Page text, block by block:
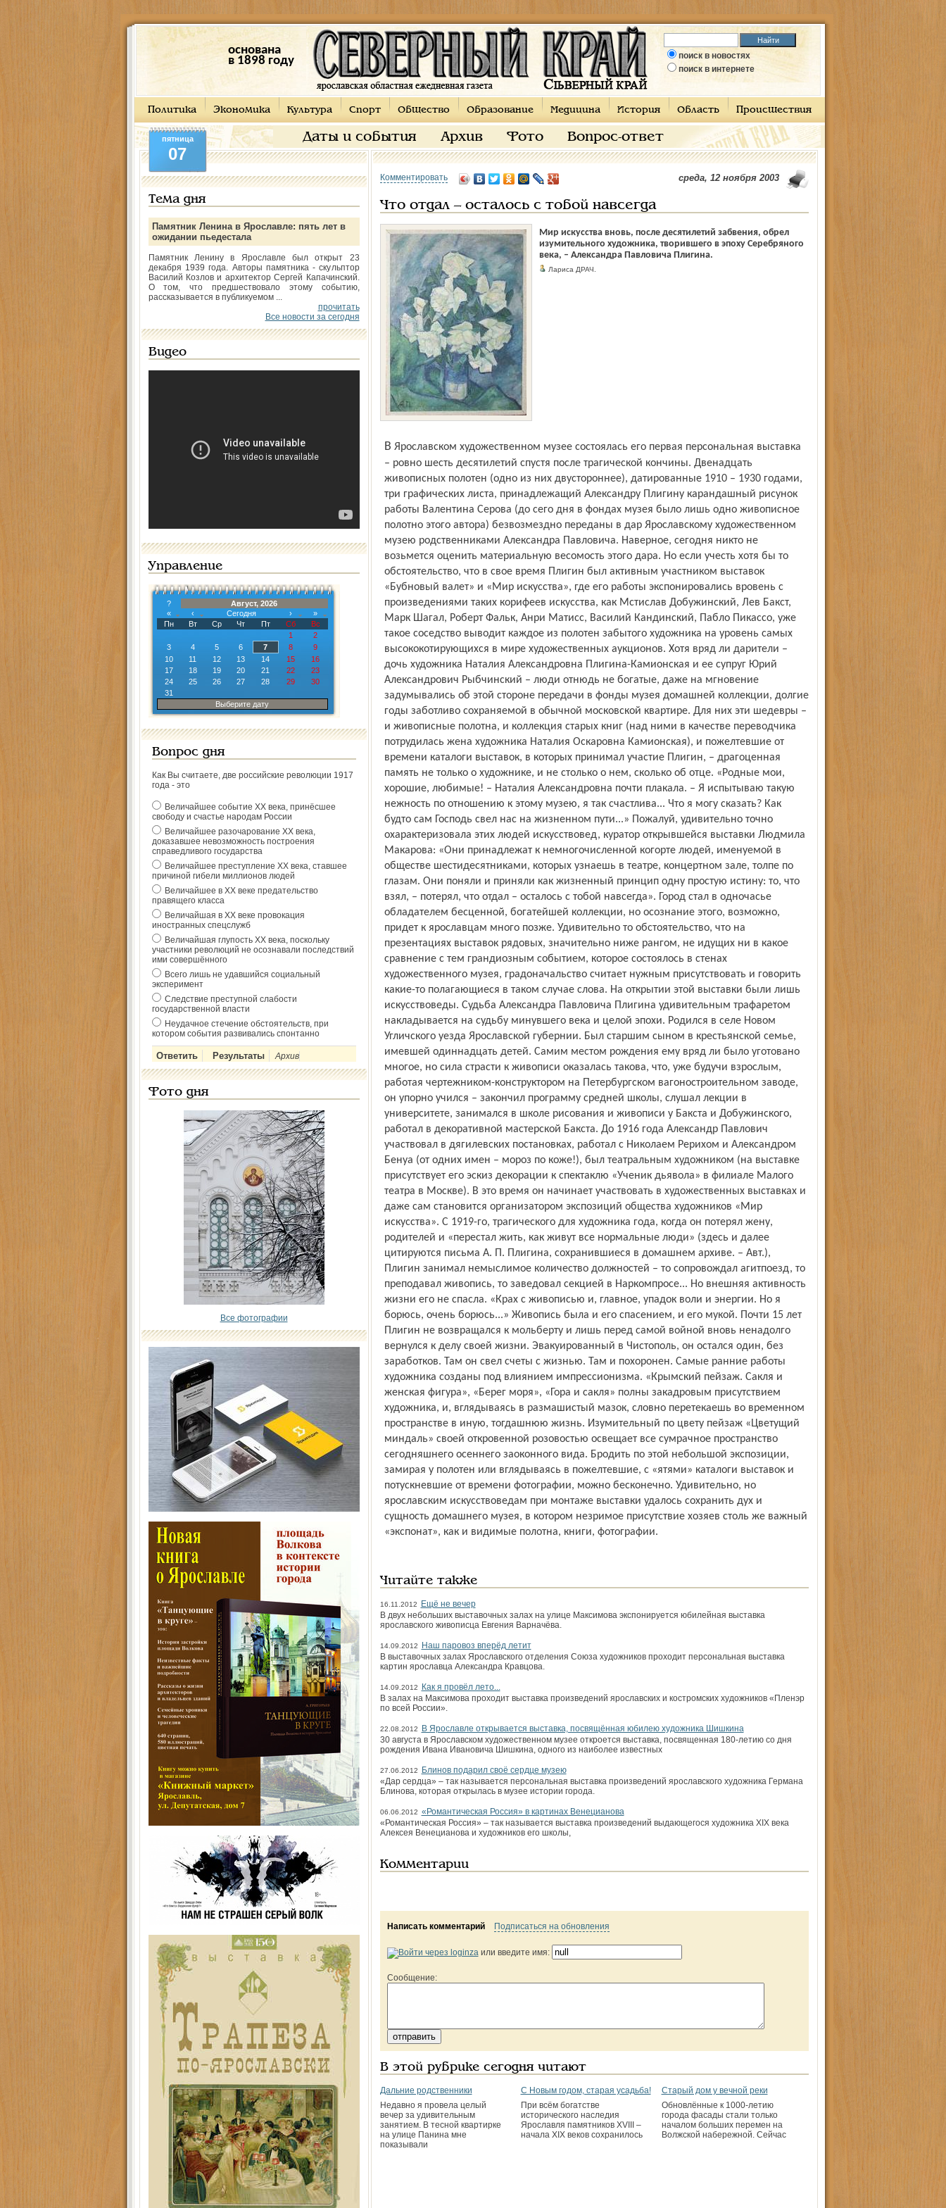
основана
в 1898 году
поиск в новостях
поиск в интернете
Политика Экономика Культура Спорт Общество Образование Медицина История Область Происшествия
Даты и события Архив Фото Вопрос-ответ
пятница
07
Тема дня
Памятник Ленина в Ярославле: пять лет в
ожидании пьедестала
Памятник Ленину в Ярославле был открыт 23
декабря 1939 года. Авторы памятника - скульптор
Василий Козлов и архитектор Сергей Капачинский.
О том, что предшествовало этому событию,
рассказывается в публикуемом ...
прочитать
Все новости за сегодня
Видео
Управление
?
Август, 2026
«
‹ Сегодня ›
»
Пн
Вт Ср Чт Пт Сб
Вс
1
2
3
4 5 6 7 8
9
10
11 12 13 14 15
16
17
18 19 20 21 22
23
24
25 26 27 28 29
30
31
Выберите дату
Вопрос дня
Как Вы считаете, две российские революции 1917
года - это
Величайшее событие ХХ века, принёсшее
свободу и счастье народам России
Величайшее разочарование ХХ века,
доказавшее невозможность построения
справедливого государства
Величайшее преступление ХХ века, ставшее
причиной гибели миллионов людей
Величайшее в ХХ веке предательство
правящего класса
Величайшая в ХХ веке провокация
иностранных спецслужб
Величайшая глупость ХХ века, поскольку
участники революций не осознавали последствий
ими совершённого
Всего лишь не удавшийся социальный
эксперимент
Следствие преступной слабости
государственной власти
Неудачное стечение обстоятельств, при
котором события развивались спонтанно
Архив
Фото дня
Все фотографии
Комментировать среда, 12 ноября 2003
Что отдал – осталось с тобой навсегда
Мир искусства вновь, после десятилетий забвения, обрел
изумительного художника, творившего в эпоху Серебряного
века, – Александра Павловича Плигина.
Лариса ДРАЧ.
В Ярославском художественном музее состоялась его первая персональная выставка
– ровно шесть десятилетий спустя после трагической кончины. Двенадцать
живописных полотен (одно из них двустороннее), датированные 1910 – 1930 годами,
три графических листа, принадлежащий Александру Плигину карандашный рисунок
работы Валентина Серова (до сего дня в фондах музея было лишь одно живописное
полотно этого автора) безвозмездно переданы в дар Ярославскому художественном
музею родственниками Александра Павловича. Наверное, сегодня никто не
возьмется оценить материальную весомость этого дара. Но если учесть хотя бы то
обстоятельство, что в свое время Плигин был активным участником выставок
«Бубновый валет» и «Мир искусства», где его работы экспонировались вровень с
произведениями таких корифеев искусства, как Мстислав Добужинский, Лев Бакст,
Марк Шагал, Роберт Фальк, Анри Матисс, Василий Кандинский, Пабло Пикассо, уже
такое соседство выводит каждое из полотен забытого художника на уровень самых
высококотирующихся в мире художественных аукционов. Хотя вряд ли дарители –
дочь художника Наталия Александровна Плигина-Камионская и ее супруг Юрий
Александрович Рыбчинский – люди отнюдь не богатые, даже на мгновение
задумывались об этой стороне передачи в фонды музея домашней коллекции, долгие
годы заботливо сохраняемой в обычной московской квартире. Для них эти шедевры –
и живописные полотна, и коллекция старых книг (над ними в качестве переводчика
потрудилась жена художника Наталия Оскаровна Камионская), и пожелтевшие от
времени каталоги выставок, в которых принимал участие Плигин, – драгоценная
память не только о художнике, и не столько о нем, сколько об отце. «Родные мои,
хорошие, любимые! – Наталия Александровна почти плакала. – Я испытываю такую
нежность по отношению к этому музею, я так счастлива... Что я могу сказать? Как
будто сам Господь свел нас на жизненном пути...» Пожалуй, удивительно точно
охарактеризовала этих людей искусствовед, куратор открывшейся выставки Людмила
Макарова: «Они принадлежат к немногочисленной когорте людей, именуемой в
обществе шестидесятниками, которых узнаешь в театре, концертном зале, толпе по
глазам. Они поняли и приняли как жизненный принцип одну простую истину: то, что
взял, – потерял, что отдал – осталось с тобой навсегда». Город стал в одночасье
обладателем бесценной, богатейшей коллекции, но осознание этого, возможно,
придет к ярославцам много позже. Удивительно то обстоятельство, что на
презентациях выставок рядовых, значительно ниже рангом, не идущих ни в какое
сравнение с тем грандиозным событием, которое состоялось в стенах
художественного музея, градоначальство считает нужным присутствовать и говорить
какие-то полагающиеся в таком случае слова. На открытии этой выставки были лишь
искусствоведы. Судьба Александра Павловича Плигина удивительным трафаретом
накладывается на судьбу минувшего века и целой эпохи. Родился в селе Новом
Угличского уезда Ярославской губернии. Был старшим сыном в крестьянской семье,
имевшей одиннадцать детей. Самим местом рождения ему вряд ли было уготовано
многое, но сила страсти к живописи оказалась такова, что, уже будучи взрослым,
работая чертежником-конструктором на Петербургском вагоностроительном заводе,
он упорно учился – закончил программу средней школы, слушал лекции в
университете, занимался в школе рисования и живописи у Бакста и Добужинского,
работал в декоративной мастерской Бакста. До 1916 года Александр Павлович
участвовал в дягилевских постановках, работал с Николаем Рерихом и Александром
Бенуа (от одних имен – мороз по коже!), был театральным художником (на выставке
присутствует его эскиз декорации к спектаклю «Ученик дьявола» в филиале Малого
театра в Москве). В это время он начинает участвовать в художественных выставках и
даже сам становится организатором экспозиций общества художников «Мир
искусства». С 1919-го, трагического для художника года, когда он потерял жену,
родителей и «перестал жить, как живут все нормальные люди» (здесь и далее
цитируются письма А. П. Плигина, сохранившиеся в домашнем архиве. – Авт.),
Плигин занимал немыслимое количество должностей – то сопровождал агитпоезд, то
преподавал живопись, то заведовал секцией в Наркомпросе... Но внешняя активность
жизни его не спасла. «Крах с живописью и, главное, упадок воли и энергии. Но я
борюсь, очень борюсь...» Живопись была и его спасением, и его мукой. Почти 15 лет
Плигин не возвращался к мольберту и лишь перед самой войной вновь ненадолго
вернулся к делу своей жизни. Эвакуированный в Чистополь, он остался один, без
заработков. Там он свел счеты с жизнью. Там и похоронен. Самые ранние работы
художника созданы под влиянием импрессионизма. «Крымский пейзаж. Сакля и
женская фигура», «Берег моря», «Гора и сакля» полны закадровым присутствием
художника, и, вглядываясь в размашистый мазок, словно перетекаешь во временном
пространстве в иную, тогдашнюю жизнь. Изумительный по цвету пейзаж «Цветущий
миндаль» своей откровенной розовостью освещает все сумрачное пространство
сегодняшнего осеннего заоконного вида. Бродить по этой небольшой экспозиции,
замирая у полотен или вглядываясь в пожелтевшие, с «ятями» каталоги выставок и
потускневшие от времени фотографии, можно бесконечно. Удивительно, но
ярославским искусствоведам при монтаже выставки удалось сохранить дух и
сущность домашнего музея, в котором незримое присутствие хозяев столь же важный
«экспонат», как и видимые полотна, книги, фотографии.
Читайте также
16.11.2012
Ещё не вечер
В двух небольших выставочных залах на улице Максимова экспонируется юбилейная выставка
ярославского живописца Евгения Варначёва.
14.09.2012
Наш паровоз вперёд летит
В выставочных залах Ярославского отделения Союза художников проходит персональная выставка
картин ярославца Александра Кравцова.
14.09.2012
Как я провёл лето...
В залах на Максимова проходит выставка произведений ярославских и костромских художников «Пленэр
по всей России».
22.08.2012
В Ярославле открывается выставка, посвящённая юбилею художника Шишкина
30 августа в Ярославском художественном музее откроется выставка, посвященная 180-летию со дня
рождения Ивана Ивановича Шишкина, одного из наиболее известных
27.06.2012
Блинов подарил своё сердце музею
«Дар сердца» – так называется персональная выставка произведений ярославского художника Германа
Блинова, которая открылась в музее истории города.
06.06.2012 «Романтическая Россия» в картинах Венецианова
«Романтическая Россия» – так называется выставка произведений выдающегося художника XIX века
Алексея Венецианова и художников его школы,
Комментарии
Написать комментарий Подписаться на обновления
или введите имя:
Сообщение:
В этой рубрике сегодня читают
Дальние родственники
Недавно я провела целый
вечер за удивительным
занятием. В тесной квартирке
на улице Панина мне
показывали
С Новым годом, старая усадьба!
При всём богатстве
исторического наследия
Ярославля памятников XVIII –
начала XIX веков сохранилось
Старый дом у вечной реки
Обновлённые к 1000-летию
города фасады стали только
началом больших перемен на
Волжской набережной. Сейчас